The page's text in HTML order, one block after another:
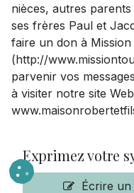
nièces, autres
ses frères Paul et
faire un don à
(http://
parvenir vos
à visiter notre site
Exprimez votre
Écrire un